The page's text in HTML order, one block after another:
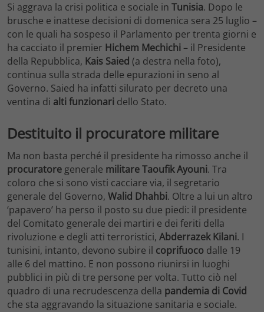
Si aggrava la crisi politica e sociale in Tunisia. Dopo le
brusche e inattese decisioni di domenica sera 25 luglio –
con le quali ha sospeso il Parlamento per trenta giorni e
ha cacciato il premier Hichem Mechichi– il Presidente
della Repubblica, Kais Saied (a destra nella foto),
continua sulla strada delle epurazioni in seno al
Governo. Saied ha infatti silurato per decreto una
ventina di alti funzionari dello Stato.
Destituito il procuratore militare
Ma non basta perché il presidente ha rimosso anche il
procuratore generale militareTaoufik Ayouni. Tra
coloro che si sono visti cacciare via, il segretario
generale del Governo, Walid Dhahbi. Oltre a lui un altro
‘papavero’ ha perso il posto su due piedi: il presidente
del Comitato generale dei martiri e dei feriti della
rivoluzione e degli atti terroristici, Abderrazek Kilani. I
tunisini, intanto, devono subire il coprifuoco dalle 19
alle 6 del mattino. E non possono riunirsi in luoghi
pubblici in più di tre persone per volta. Tutto ciò nel
quadro di una recrudescenza della pandemia di Covid
che sta aggravando la situazione sanitaria e sociale.